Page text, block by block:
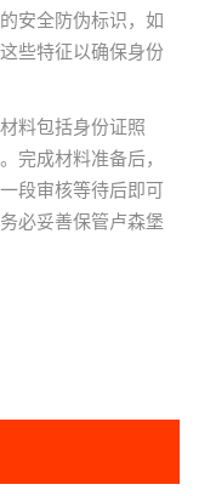
安全防伪标识，如
些特征以确保身份
料包括身份证照
完成材料准备后，
段审核等待后即可
必妥善保管卢森堡